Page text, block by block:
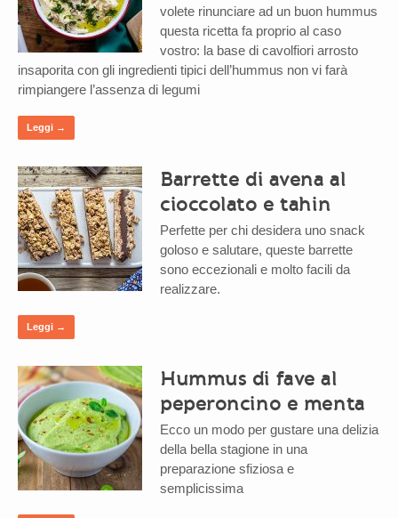
volete rinunciare ad un buon hummus
questa ricetta fa proprio al caso
vostro: la base di cavolfiori arrosto
insaporita con gli ingredienti tipici dell’hummus non vi farà
rimpiangere l’assenza di legumi
Leggi →
Barrette di avena al
cioccolato e tahin
Perfette per chi desidera uno snack
goloso e salutare, queste barrette
sono eccezionali e molto facili da
realizzare.
Leggi →
Hummus di fave al
peperoncino e menta
Ecco un modo per gustare una delizia
della bella stagione in una
preparazione sfiziosa e
semplicissima